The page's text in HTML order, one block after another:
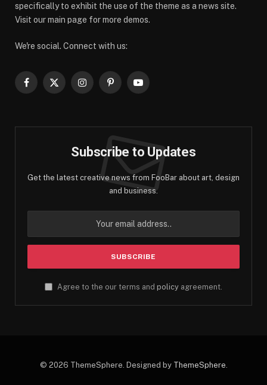
specifically to exhibit the use of the theme as a news site.
Visit our main page for more demos.
We're social. Connect with us:
Facebook
X
InstagramPinterestYouTube
Subscribe to Updates
Get the latest creative news from FooBar about art, design
and business.
Agree to the our terms and policy agreement.
© 2026 ThemeSphere. Designed by ThemeSphere